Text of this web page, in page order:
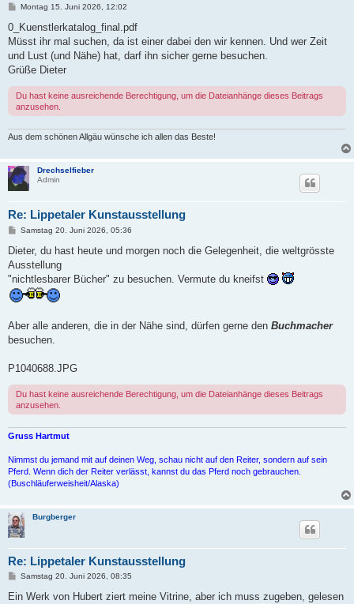
B
t
r
a
Montag 15. Juni 2026, 12:02
0_Kuenstlerkatalog_final.pdf
Müsst ihr mal suchen, da ist einer dabei den wir kennen. Und wer Zeit
und Lust (und Nähe) hat, darf ihn sicher gerne besuchen.
Grüße Dieter
Du hast keine ausreichende Berechtigung, um die Dateianhänge dieses Beitrags
anzusehen.
Aus dem schönen Allgäu wünsche ich allen das Beste!
Drechselfieber
Admin
Re: Lippetaler Kunstausstellung
B
i
r
a
Samstag 20. Juni 2026, 05:36
Dieter, du hast heute und morgen noch die Gelegenheit, die weltgrösste
Ausstellung
"nichtlesbarer Bücher" zu besuchen. Vermute du kneifst
Aber alle anderen, die in der Nähe sind, dürfen gerne den Buchmacher
besuchen.
P1040688.JPG
Du hast keine ausreichende Berechtigung, um die Dateianhänge dieses Beitrags
anzusehen.
Gruss Hartmut
Nimmst du jemand mit auf deinen Weg, schau nicht auf den Reiter, sondern auf sein
Pferd. Wenn dich der Reiter verlässt, kannst du das Pferd noch gebrauchen.
(Buschläuferweisheit/Alaska)
Burgberger
Re: Lippetaler Kunstausstellung
B
i
Samstag 20. Juni 2026, 08:35
Ein Werk von Hubert ziert meine Vitrine, aber ich muss zugeben, gelesen